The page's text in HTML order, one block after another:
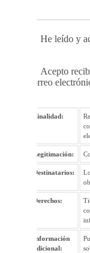
He leído y
Acepto
correo
Finalidad:
Legitimación:
Destinatarios:
Derechos:
Información
adicional: